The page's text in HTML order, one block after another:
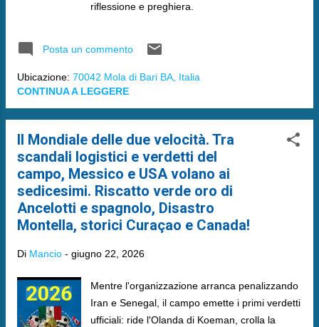
riflessione e preghiera.
Posta un commento
Ubicazione: 70042 Mola di Bari BA, Italia
CONTINUA A LEGGERE
Il Mondiale delle due velocità. Tra
scandali logistici e verdetti del
campo, Messico e USA volano ai
sedicesimi. Riscatto verde oro di
Ancelotti e spagnolo, Disastro
Montella, storici Curaçao e Canada!
Di Mancio - giugno 22, 2026
Mentre l'organizzazione arranca penalizzando
Iran e Senegal, il campo emette i primi verdetti
ufficiali: ride l'Olanda di Koeman, crolla la